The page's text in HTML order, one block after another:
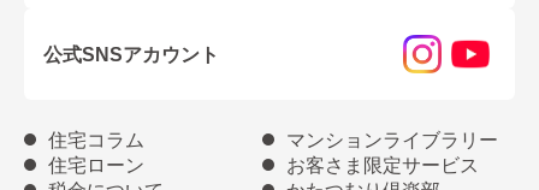
公式SNSアカウント
住宅コラム
マンションライブラリー
住宅ローン
お客さま限定サービス